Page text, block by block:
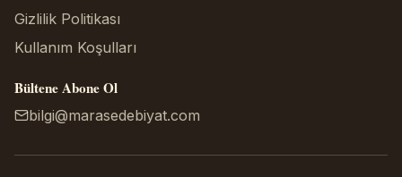
Gizlilik Politikası
Kullanım Koşulları
Bültene Abone Ol
bilgi@marasedebiyat.com